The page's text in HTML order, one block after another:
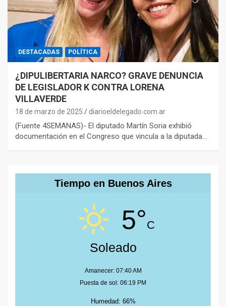
DESTACADAS POLÍTICA
¿DIPULIBERTARIA NARCO? GRAVE DENUNCIA
DE LEGISLADOR K CONTRA LORENA
VILLAVERDE
18 de marzo de 2025 diarioeldelegado.com.ar
(Fuente 4SEMANAS)- El diputado Martín Soria exhibió
documentación en el Congreso que vincula a la diputada…
Tiempo en Buenos Aires
5°C
Soleado
Amanecer: 07:40 AM
Puesta de sol: 06:19 PM
Humedad: 66%